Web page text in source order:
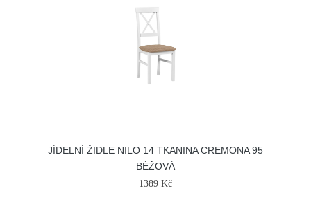
JÍDELNÍ ŽIDLE NILO 14 TKANINA CREMONA 95
BÉŽOVÁ
1389 Kč